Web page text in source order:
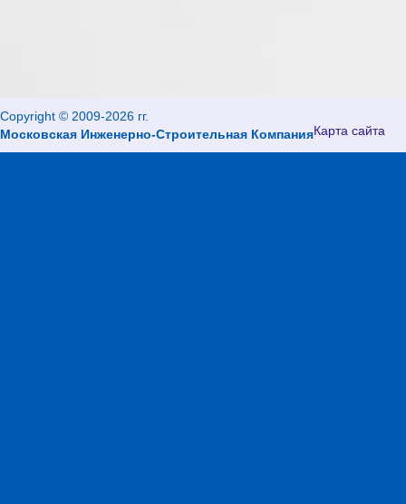
Copyright © 2009-2026 гг.
Московская Инженерно-Строительная КомпанияКарта сайта